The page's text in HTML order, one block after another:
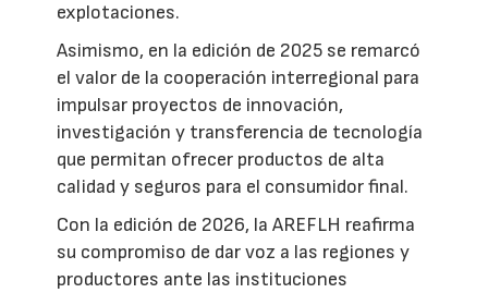
explotaciones.
Asimismo, en la edición de 2025 se remarcó
el valor de la cooperación interregional para
impulsar proyectos de innovación,
investigación y transferencia de tecnología
que permitan ofrecer productos de alta
calidad y seguros para el consumidor final.
Con la edición de 2026, la AREFLH reafirma
su compromiso de dar voz a las regiones y
productores ante las instituciones